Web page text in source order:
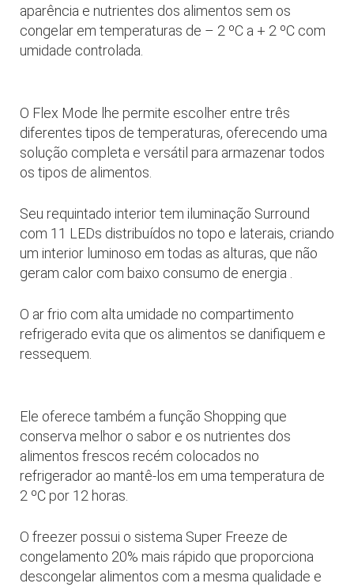
aparência e nutrientes dos alimentos sem os
congelar em temperaturas de – 2 ºC a + 2 ºC com
umidade controlada.
O Flex Mode lhe permite escolher entre três
diferentes tipos de temperaturas, oferecendo uma
solução completa e versátil para armazenar todos
os tipos de alimentos.
Seu requintado interior tem iluminação Surround
com 11 LEDs distribuídos no topo e laterais, criando
um interior luminoso em todas as alturas, que não
geram calor com baixo consumo de energia .
O ar frio com alta umidade no compartimento
refrigerado evita que os alimentos se danifiquem e
ressequem.
Ele oferece também a função Shopping que
conserva melhor o sabor e os nutrientes dos
alimentos frescos recém colocados no
refrigerador ao mantê-los em uma temperatura de
2 ºC por 12 horas.
O freezer possui o sistema Super Freeze de
congelamento 20% mais rápido que proporciona
descongelar alimentos com a mesma qualidade e